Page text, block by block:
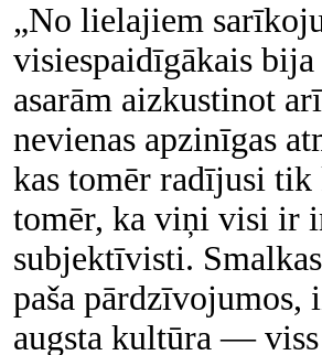
„No lielajiem
visiespaidīgākais
asarām aizkustinot
nevienas apzinīgas
kas tomēr radījusi tik
tomēr, ka viņi visi ir
subjektīvisti.
paša pārdzīvojumos,
augsta kultūra —